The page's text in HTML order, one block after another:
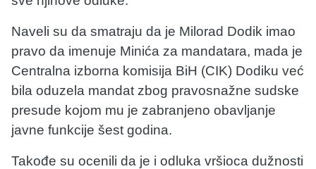
Naveli su da smatraju da je Milorad Dodik imao
pravo da imenuje Minića za mandatara, mada je
Centralna izborna komisija BiH (CIK) Dodiku već
bila oduzela mandat zbog pravosnažne sudske
presude kojom mu je zabranjeno obavljanje
javne funkcije šest godina.
Takođe su ocenili da je i odluka vršioca dužnosti